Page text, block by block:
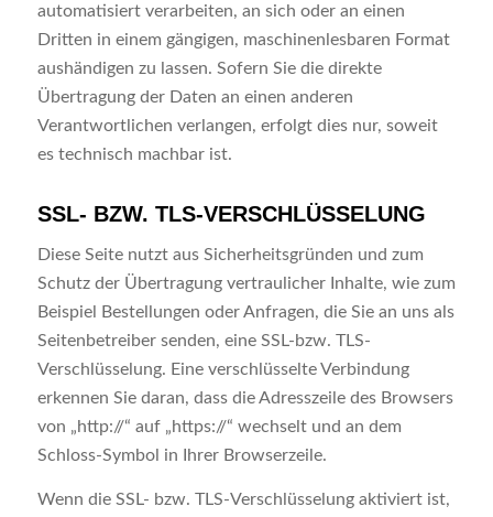
automatisiert verarbeiten, an sich oder an einen
Dritten in einem gängigen, maschinenlesbaren Format
aushändigen zu lassen. Sofern Sie die direkte
Übertragung der Daten an einen anderen
Verantwortlichen verlangen, erfolgt dies nur, soweit
es technisch machbar ist.
SSL- BZW. TLS-VERSCHLÜSSELUNG
Diese Seite nutzt aus Sicherheitsgründen und zum
Schutz der Übertragung vertraulicher Inhalte, wie zum
Beispiel Bestellungen oder Anfragen, die Sie an uns als
Seitenbetreiber senden, eine SSL-bzw. TLS-
Verschlüsselung. Eine verschlüsselte Verbindung
erkennen Sie daran, dass die Adresszeile des Browsers
von „http://“ auf „https://“ wechselt und an dem
Schloss-Symbol in Ihrer Browserzeile.
Wenn die SSL- bzw. TLS-Verschlüsselung aktiviert ist,